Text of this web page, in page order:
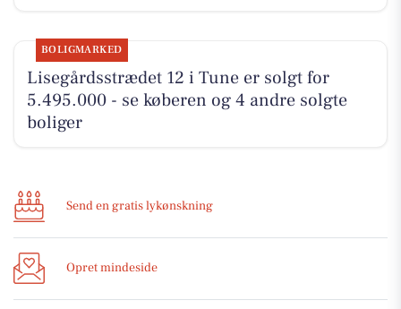
BOLIGMARKED
Lisegårdsstrædet 12 i Tune er solgt for
5.495.000 - se køberen og 4 andre solgte
boliger
Send en gratis lykønskning
Opret mindeside